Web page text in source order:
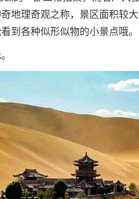
地理奇观之称，景区面积较
到各种似形似物的小景点哦。